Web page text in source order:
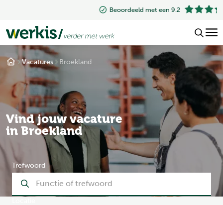
Beoordeeld met een 9.2
Vacatures Broekland
Vind jouw vacature
in Broekland
Trefwoord